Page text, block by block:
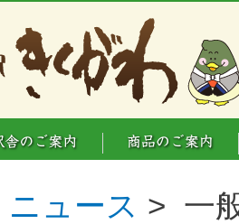
ニュース > 一